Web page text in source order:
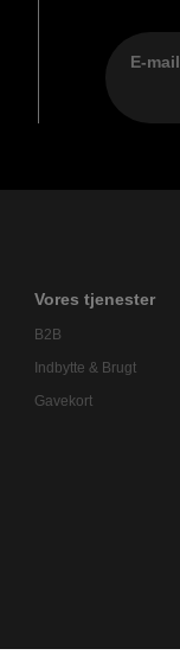
E-mail
Vores tjenester
B2B
Indbytte & Brugt
Gavekort